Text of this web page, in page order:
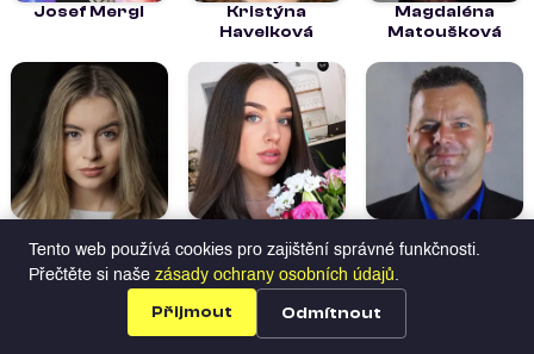
Profily Nabídky Přihlásit se Registrace
Josef Mergl
Kristýna
Havelková
Magdaléna
Matoušková
Pecháčková
Yushchyshyna
Herci na Profilio Hledat talenty
Všechny
Tento web používá cookies pro zajištění správné funkčnosti.
Přečtěte si naše zásady ochrany osobních údajů.
Přijmout Odmítnout